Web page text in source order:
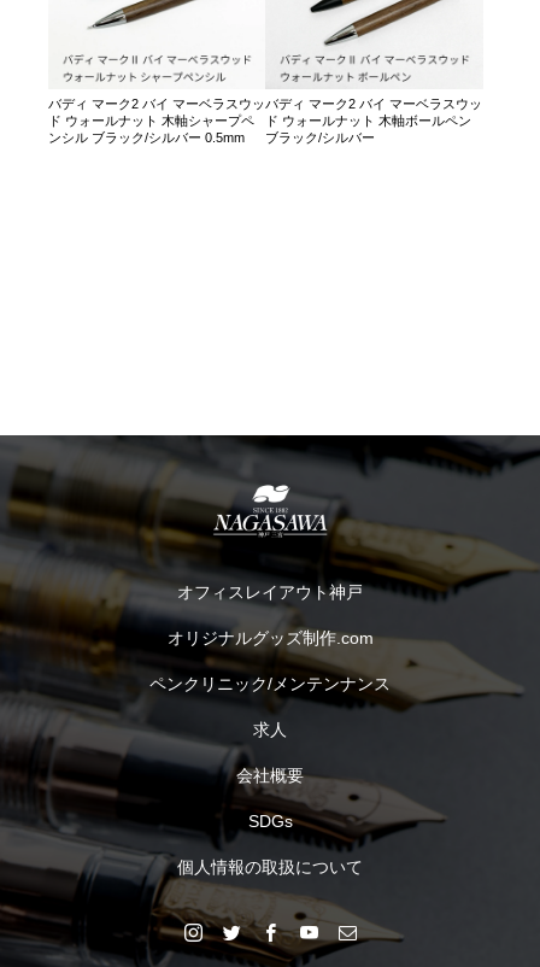
バディ マーク2 バイ マーベラスウッ
ド ウォールナット 木軸シャープペ
ンシル ブラック/シルバー 0.5mm
バディ マーク2 バイ マーベラスウッ
ド ウォールナット 木軸ボールペン
ブラック/シルバー
オフィスレイアウト神戸
オリジナルグッズ制作.com
ペンクリニック/メンテンナンス
求人
会社概要
SDGs
個人情報の取扱について